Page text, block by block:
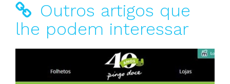
Outros artigos que
lhe podem interessar